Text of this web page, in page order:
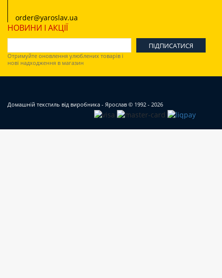
order@yaroslav.ua
НОВИНИ І АКЦІЇ
Отримуйте оновлення улюблених товарів і
нові надходження в магазин
Домашній текстиль від виробника - Ярослав © 1992 - 2026